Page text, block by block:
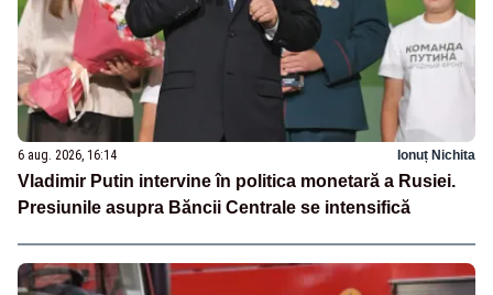
6 aug. 2026, 16:14 Ionuț Nichita
Vladimir Putin intervine în politica monetară a Rusiei.
Presiunile asupra Băncii Centrale se intensifică